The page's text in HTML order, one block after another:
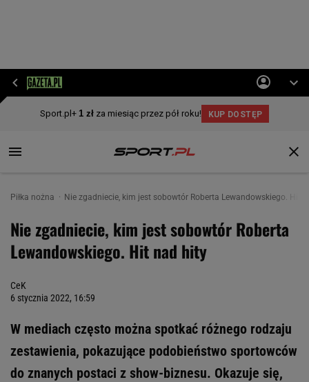
Piłka nożna Nie zgadniecie, kim jest sobowtór Roberta Lewandowskiego. Hit
Nie zgadniecie, kim jest sobowtór Roberta
Lewandowskiego. Hit nad hity
CeK
6 stycznia 2022, 16:59
W mediach często można spotkać różnego rodzaju
zestawienia, pokazujące podobieństwo sportowców
do znanych postaci z show-biznesu. Okazuje się,